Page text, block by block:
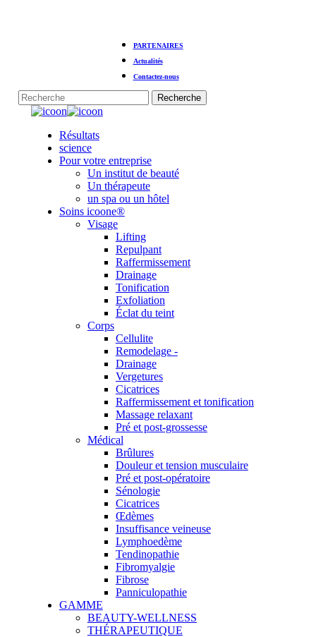
PARTENAIRES
Actualités
Contactez-nous
Recherche
Fermer
recherche
Menu
Résultats
science
Pour votre entreprise
Un institut de beauté
Un thérapeute
un spa ou un hôtel
Soins icoone®
Visage
Lifting
Repulpant
Raffermissement
Drainage
Tonification
Exfoliation
Éclat du teint
Corps
Cellulite
Remodelage -
Drainage
Vergetures
Cicatrices
Raffermissement et tonification
Massage relaxant
Pré et post-grossesse
Médical
Brûlures
Douleur et tension musculaire
Pré et post-opératoire
Sénologie
Cicatrices
Œdèmes
Insuffisance veineuse
Lymphoedème
Tendinopathie
Fibromyalgie
Fibrose
Panniculopathie
GAMME
BEAUTY-WELLNESS
THÉRAPEUTIQUE